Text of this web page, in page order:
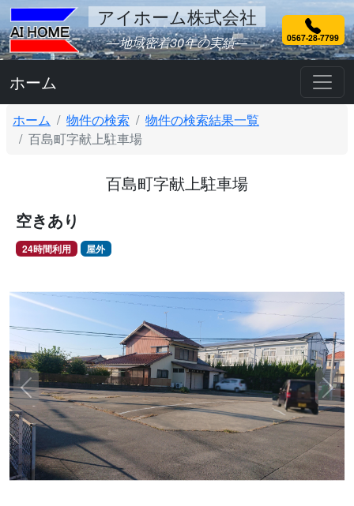
アイホーム株式会社
―地域密着30年の実績― 0567-28-7799
ホーム
ホーム 物件の検索
物件の検索結果一覧
百島町字献上駐車場
百島町字献上駐車場
空きあり
24時間利用 屋外